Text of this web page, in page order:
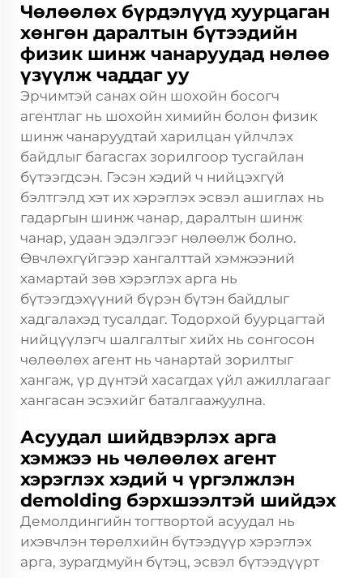
Чөлөөлөх бүрдэлүүд хуурцаган
хөнгөн даралтын бүтээдийн
физик шинж чанаруудад нөлөө
үзүүлж чаддаг уу
Эрчимтэй санах ойн шохойн босогч
агентлаг нь шохойн химийн болон физик
шинж чанаруудтай харилцан үйлчлэх
байдлыг багасгах зорилгоор тусгайлан
бүтээгдсэн. Гэсэн хэдий ч нийцэхгүй
бэлтгэлд хэт их хэрэглэх эсвэл ашиглах нь
гадаргын шинж чанар, даралтын шинж
чанар, удаан эдэлгээг нөлөөлж болно.
Өвчлөхгүйгээр хангалттай хэмжээний
хамартай зөв хэрэглэх арга нь
бүтээгдэхүүний бүрэн бүтэн байдлыг
хадгалахэд тусалдаг. Тодорхой буурцагтай
нийцүүлэгч шалгалтыг хийх нь сонгосон
чөлөөлөх агент нь чанартай зорилтыг
хангаж, үр дүнтэй хасагдах үйл ажиллагааг
хангасан эсэхийг баталгаажуулна.
Асуудал шийдвэрлэх арга
хэмжээ нь чөлөөлөх агент
хэрэглэх хэдий ч үргэлжлэн
demolding бэрхшээлтэй шийдэх
Демолдингийн тогтвортой асуудал нь
ихэвчлэн төрөлхийн бүтээдүүр хэрэглэх
арга, зурагдмуйн бүтэц, эсвэл бүтээдүүрт